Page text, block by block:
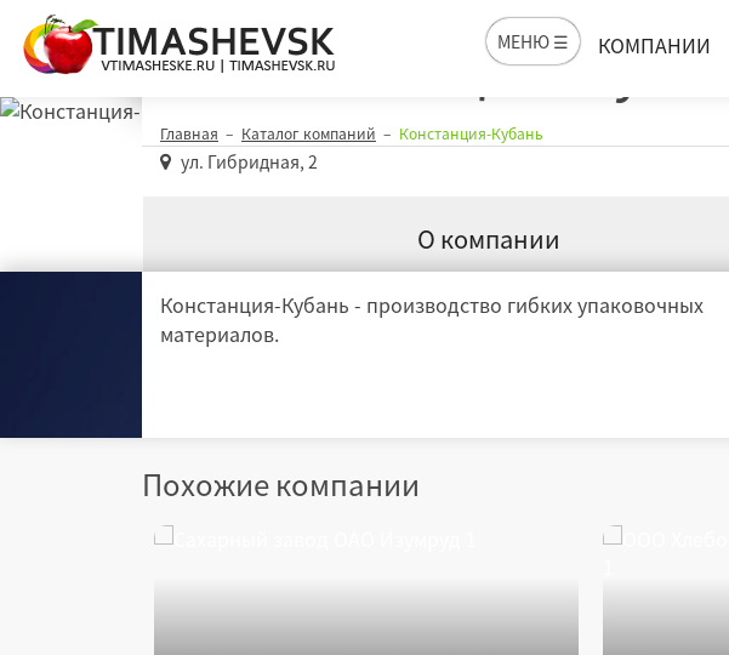
МЕНЮ ☰ КОМПАНИИ
Констанция-
Главная Каталог компаний Констанция-Кубань
ул. Гибридная, 2
О компании
Констанция-Кубань - производство гибких упаковочных
материалов.
Похожие компании